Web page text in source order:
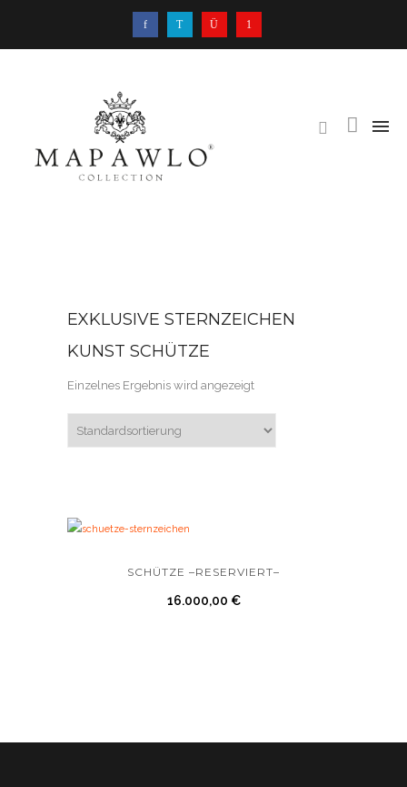
EXKLUSIVE STERNZEICHEN
KUNST SCHÜTZE
Einzelnes Ergebnis wird angezeigt
SCHÜTZE –RESERVIERT–
16.000,00 €